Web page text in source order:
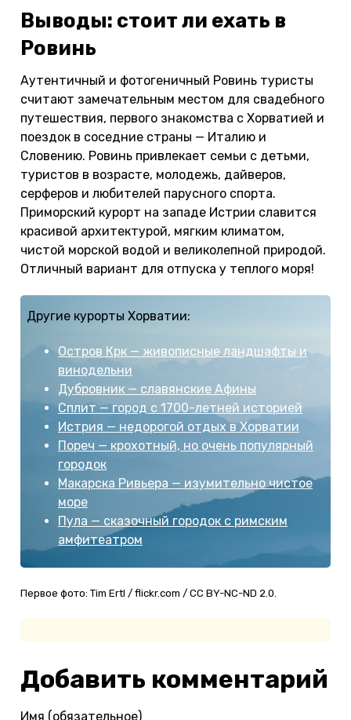
Выводы: стоит ли ехать в
Ровинь
Аутентичный и фотогеничный Ровинь туристы
считают замечательным местом для свадебного
путешествия, первого знакомства с Хорватией и
поездок в соседние страны — Италию и
Словению. Ровинь привлекает семьи с детьми,
туристов в возрасте, молодежь, дайверов,
серферов и любителей парусного спорта.
Приморский курорт на западе Истрии славится
красивой архитектурой, мягким климатом,
чистой морской водой и великолепной природой.
Отличный вариант для отпуска у теплого моря!
Другие курорты Хорватии:
Остров Крк — живописные ландшафты и
винодельни
Дубровник — славянские Афины
Сплит — город с 1700-летней историей
Истрия — недорогой отдых в Хорватии
Пореч — крохотный, но очень популярный
городок
Макарска Ривьера — изумительно чистое
море
Пула — сказочный городок с римским
амфитеатром
Первое фото: Tim Ertl / flickr.com / CC BY-NC-ND 2.0.
Добавить комментарий
Имя (обязательное)